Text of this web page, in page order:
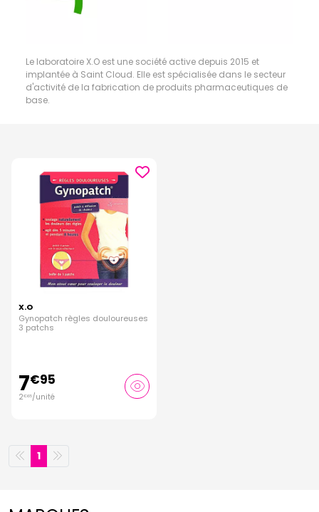
Le laboratoire X.O est une société active depuis 2015 et
implantée à Saint Cloud. Elle est spécialisée dans le secteur
d'activité de la fabrication de produits pharmaceutiques de
base.
X.O
Gynopatch règles douloureuses
3 patchs
7€95
2€65/unité
1